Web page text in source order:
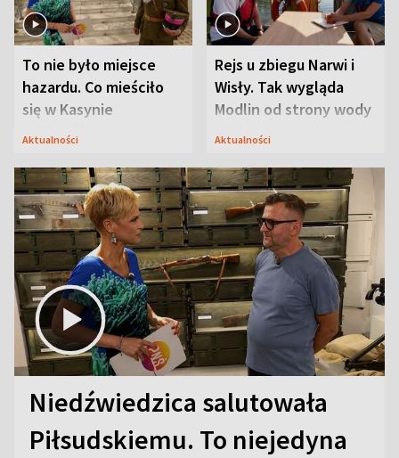
To nie było miejsce
hazardu. Co mieściło
się w Kasynie
Oficerskim?
Aktualności
Rejs u zbiegu Narwi i
Wisły. Tak wygląda
Modlin od strony wody
Aktualności
Niedźwiedzica salutowała
Piłsudskiemu. To niejedyna